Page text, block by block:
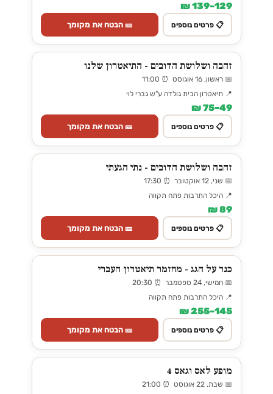
129–139 ₪
📋 פרטים נוספים 🎫 הבטח את מקומך
זהבה ושלושת הדובים - התיאטרון שלנו
📅 ראשון, 16 אוגוסט ⏰ 11:00
📍 תיאטרון הבית גולדה ע"ש גברי לוי
49–75 ₪
📋 פרטים נוספים 🎫 הבטח את מקומך
זהבה ושלושת הדובים - נתי הגעתי
📅 שני, 12 אוקטובר ⏰ 17:30
📍 היכל התרבות פתח תקווה
89 ₪
📋 פרטים נוספים 🎫 הבטח את מקומך
כנר על הגג - מחזמר תיאטרון העברי
📅 חמישי, 24 ספטמבר ⏰ 20:30
📍 היכל התרבות פתח תקווה
145–255 ₪
📋 פרטים נוספים 🎫 הבטח את מקומך
מופע לאס וגאס 4
📅 שבת, 22 אוגוסט ⏰ 21:00